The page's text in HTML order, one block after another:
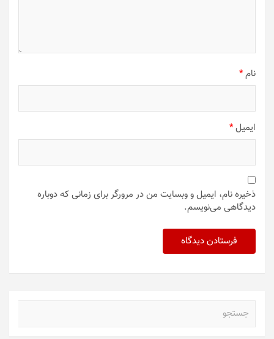
نام*
ایمیل*
ذخیره نام، ایمیل و وبسایت من در مرورگر برای زمانی که دوباره
دیدگاهی می‌نویسم.